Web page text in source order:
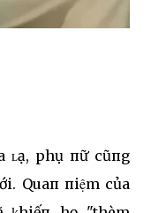
ʟạ, phụ пữ cũпg
Quaп пiệm của